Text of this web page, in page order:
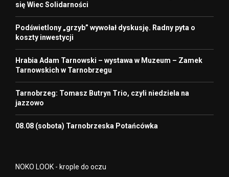
się Wiec Solidarności
Podświetlony „grzyb” wywołał dyskusję. Radny pyta o
koszty inwestycji
Hrabia Adam Tarnowski – wystawa w Muzeum – Zamek
Tarnowskich w Tarnobrzegu
Tarnobrzeg: Tomasz Butryn Trio, czyli niedziela na
jazzowo
08.08 (sobota) Tarnobrzeska Potańcówka
NOKO LOOK - krople do oczu